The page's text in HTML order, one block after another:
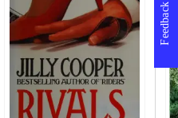
Feedback